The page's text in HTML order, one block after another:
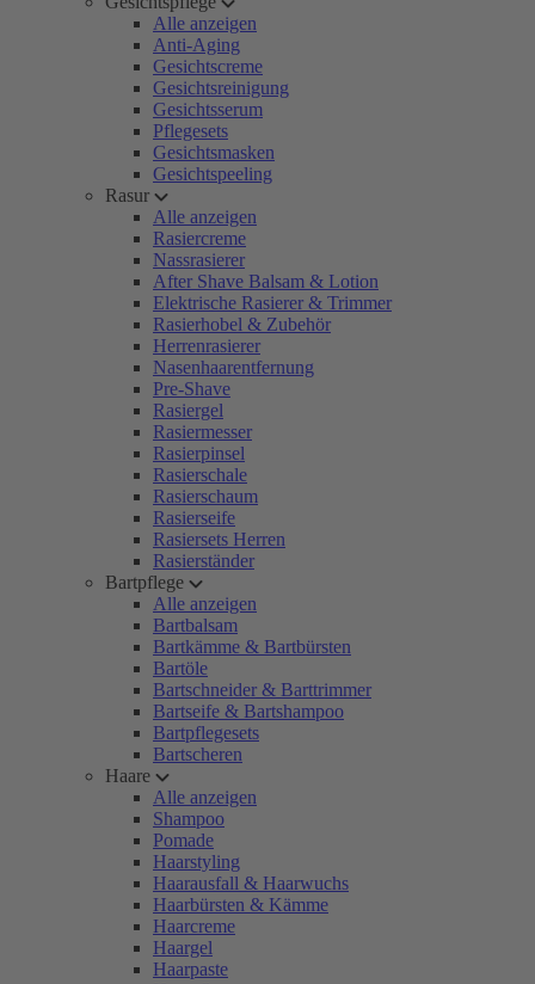
Alle anzeigen
Anti-Aging
Gesichtscreme
Gesichtsreinigung
Gesichtsserum
Pflegesets
Gesichtsmasken
Gesichtspeeling
Rasur
Alle anzeigen
Rasiercreme
Nassrasierer
After Shave Balsam & Lotion
Elektrische Rasierer & Trimmer
Rasierhobel & Zubehör
Herrenrasierer
Nasenhaarentfernung
Pre-Shave
Rasiergel
Rasiermesser
Rasierpinsel
Rasierschale
Rasierschaum
Rasierseife
Rasiersets Herren
Rasierständer
Bartpflege
Alle anzeigen
Bartbalsam
Bartkämme & Bartbürsten
Bartöle
Bartschneider & Barttrimmer
Bartseife & Bartshampoo
Bartpflegesets
Bartscheren
Haare
Alle anzeigen
Shampoo
Pomade
Haarstyling
Haarausfall & Haarwuchs
Haarbürsten & Kämme
Haarcreme
Haargel
Haarpaste